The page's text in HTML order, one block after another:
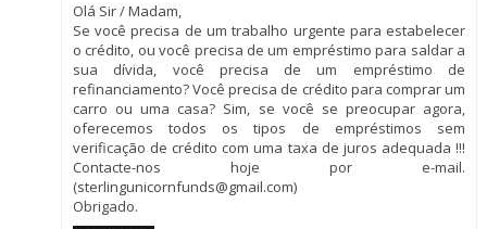
Olá Sir / Madam,
Se você precisa de um trabalho urgente para estabelecer
o crédito, ou você precisa de um empréstimo para saldar a
sua dívida, você precisa de um empréstimo de
refinanciamento? Você precisa de crédito para comprar um
carro ou uma casa? Sim, se você se preocupar agora,
oferecemos todos os tipos de empréstimos sem
verificação de crédito com uma taxa de juros adequada !!!
Contacte-nos hoje por e-mail.
(sterlingunicornfunds@gmail.com)
Obrigado.